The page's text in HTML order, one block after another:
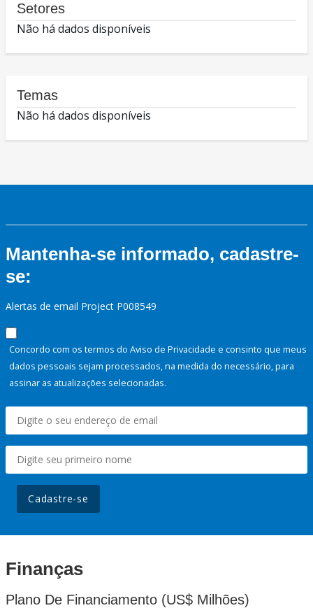
Setores
Não há dados disponíveis
Temas
Não há dados disponíveis
Mantenha-se informado, cadastre-
se:
Alertas de email Project P008549
Concordo com os termos do Aviso de Privacidade e consinto que meus
dados pessoais sejam processados, na medida do necessário, para
assinar as atualizações selecionadas.
Cadastre-se
Finanças
Plano De Financiamento (US$ Milhões)